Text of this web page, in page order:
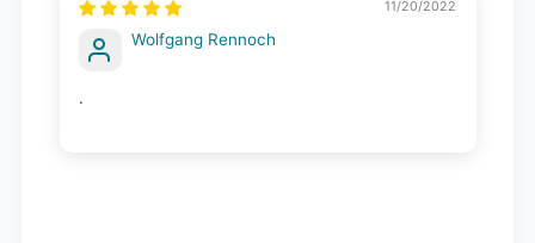
11/20/2022
Wolfgang Rennoch
.